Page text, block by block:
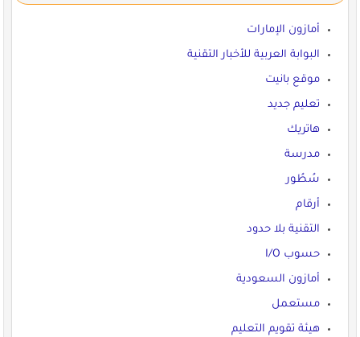
أمازون الإمارات
البوابة العربية للأخبار التقنية
موقع بانيت
تعليم جديد
هاتريك
مدرسة
سُطُور
أرقام
التقنية بلا حدود
حسوب I/O
أمازون السعودية
مستعمل
هيئة تقويم التعليم